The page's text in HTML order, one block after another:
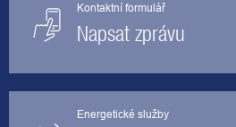
Kontaktní formulář
Napsat zprávu
Energetické služby